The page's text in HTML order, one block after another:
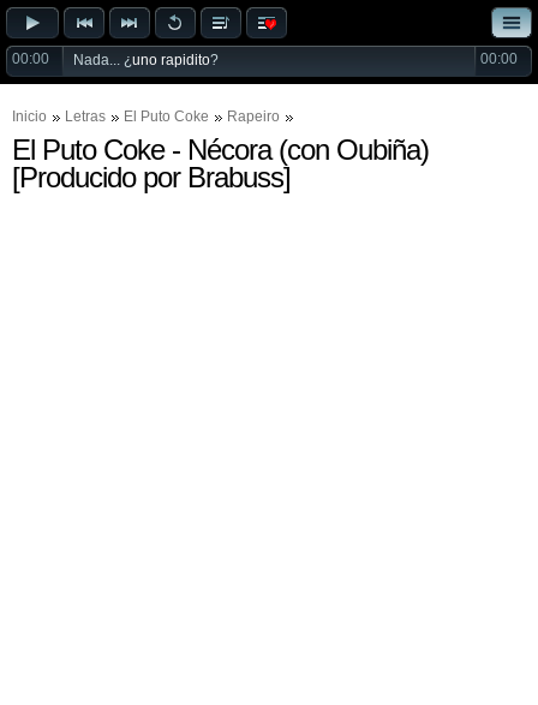
00:00 Nada... ¿uno rapidito? 00:00
Inicio Letras El Puto Coke Rapeiro
El Puto Coke - Nécora (con Oubiña)
[Producido por Brabuss]